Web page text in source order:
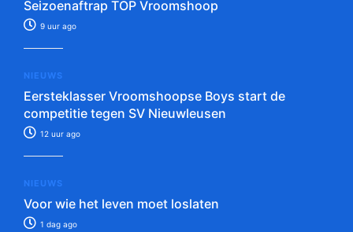
Seizoenaftrap TOP Vroomshoop
9 uur ago
NIEUWS
Eersteklasser Vroomshoopse Boys start de
competitie tegen SV Nieuwleusen
12 uur ago
NIEUWS
Voor wie het leven moet loslaten
1 dag ago